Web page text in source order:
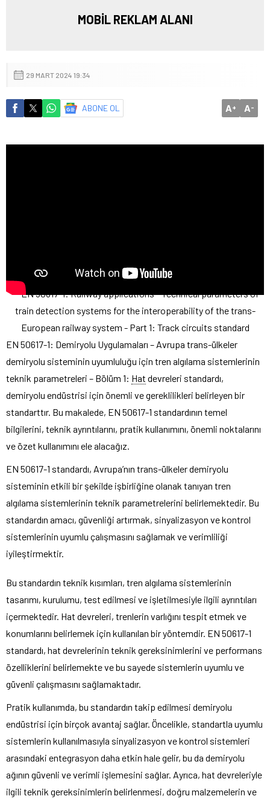
MOBİL REKLAM ALANI
29 MART 2024 19:34
ABONE OL A+ A-
EN 50617-1: Demiryolu Uygulamaları – Avrupa trans-ülkeler
demiryolu sisteminin uyumluluğu için tren algılama sistemlerinin
teknik parametreleri – Bölüm 1: Hat devreleri standardı,
demiryolu endüstrisi için önemli ve gereklilikleri belirleyen bir
standarttır. Bu makalede, EN 50617-1 standardının temel
bilgilerini, teknik ayrıntılarını, pratik kullanımını, önemli noktalarını
ve özet kullanımını ele alacağız.
EN 50617-1 standardı, Avrupa’nın trans-ülkeler demiryolu
sisteminin etkili bir şekilde işbirliğine olanak tanıyan tren
algılama sistemlerinin teknik parametrelerini belirlemektedir. Bu
standardın amacı, güvenliği artırmak, sinyalizasyon ve kontrol
sistemlerinin uyumlu çalışmasını sağlamak ve verimliliği
iyileştirmektir.
Bu standardın teknik kısımları, tren algılama sistemlerinin
tasarımı, kurulumu, test edilmesi ve işletilmesiyle ilgili ayrıntıları
içermektedir. Hat devreleri, trenlerin varlığını tespit etmek ve
konumlarını belirlemek için kullanılan bir yöntemdir. EN 50617-1
standardı, hat devrelerinin teknik gereksinimlerini ve performans
özelliklerini belirlemekte ve bu sayede sistemlerin uyumlu ve
güvenli çalışmasını sağlamaktadır.
Pratik kullanımda, bu standardın takip edilmesi demiryolu
endüstrisi için birçok avantaj sağlar. Öncelikle, standartla uyumlu
sistemlerin kullanılmasıyla sinyalizasyon ve kontrol sistemleri
arasındaki entegrasyon daha etkin hale gelir, bu da demiryolu
ağının güvenli ve verimli işlemesini sağlar. Ayrıca, hat devreleriyle
ilgili teknik gereksinimlerin belirlenmesi, doğru malzemelerin ve